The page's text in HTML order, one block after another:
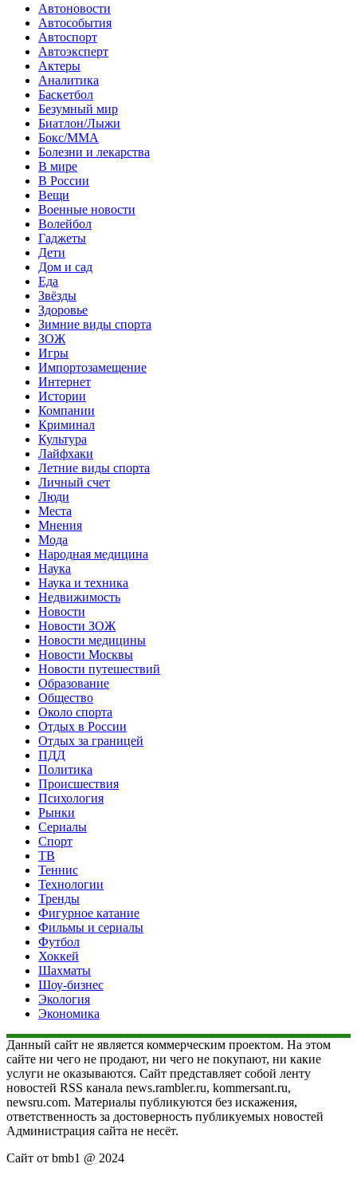
Автоновости
Автособытия
Автоспорт
Автоэксперт
Актеры
Аналитика
Баскетбол
Безумный мир
Биатлон/Лыжи
Бокс/MMA
Болезни и лекарства
В мире
В России
Вещи
Военные новости
Волейбол
Гаджеты
Дети
Дом и сад
Еда
Звёзды
Здоровье
Зимние виды спорта
ЗОЖ
Игры
Импортозамещение
Интернет
Истории
Компании
Криминал
Культура
Лайфхаки
Летние виды спорта
Личный счет
Люди
Места
Мнения
Мода
Народная медицина
Наука
Наука и техника
Недвижимость
Новости
Новости ЗОЖ
Новости медицины
Новости Москвы
Новости путешествий
Образование
Общество
Около спорта
Отдых в России
Отдых за границей
ПДД
Политика
Происшествия
Психология
Рынки
Сериалы
Спорт
ТВ
Теннис
Технологии
Тренды
Фигурное катание
Фильмы и сериалы
Футбол
Хоккей
Шахматы
Шоу-бизнес
Экология
Экономика
Данный сайт не является коммерческим проектом. На этом
сайте ни чего не продают, ни чего не покупают, ни какие
услуги не оказываются. Сайт представляет собой ленту
новостей RSS канала news.rambler.ru, kommersant.ru,
newsru.com. Материалы публикуются без искажения,
ответственность за достоверность публикуемых новостей
Администрация сайта не несёт.
Сайт от bmb1 @ 2024